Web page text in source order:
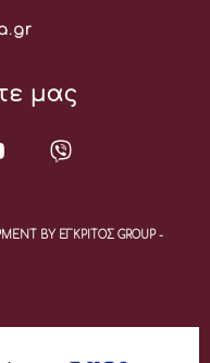
μας
BY ΕΓΚΡΙΤΟΣ GROUP -